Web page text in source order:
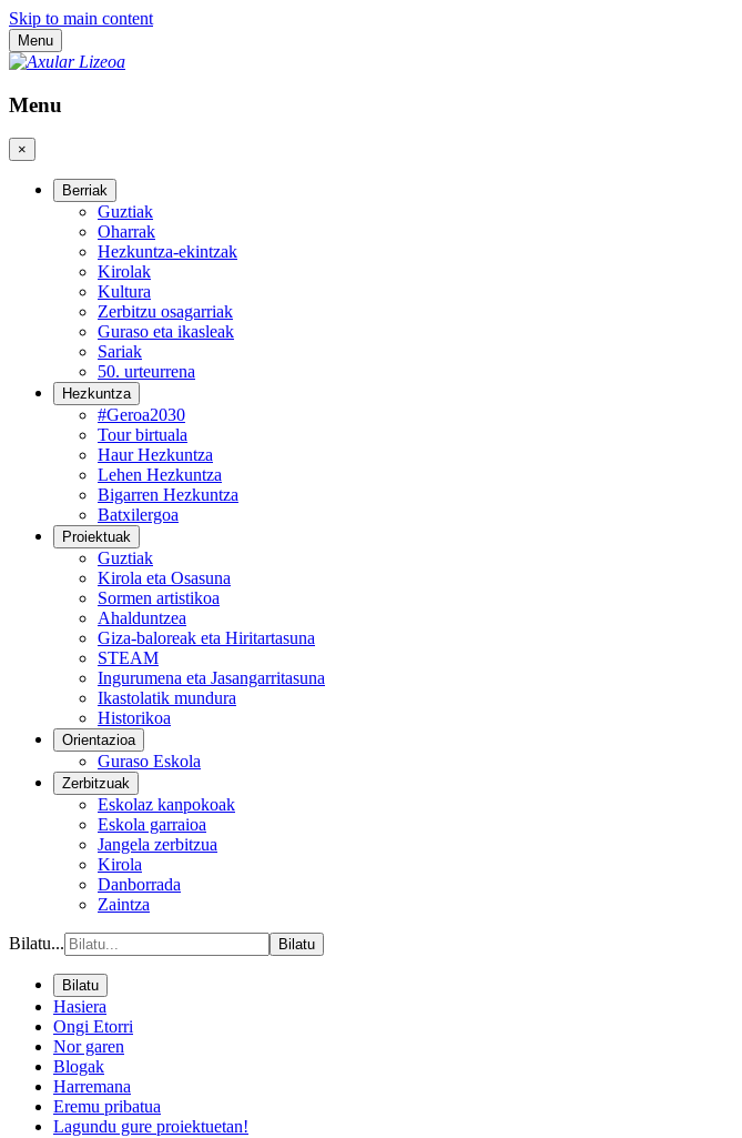
Skip to main content
Menu
Menu
×
Berriak
Guztiak
Oharrak
Hezkuntza-ekintzak
Kirolak
Kultura
Zerbitzu osagarriak
Guraso eta ikasleak
Sariak
50. urteurrena
Hezkuntza
#Geroa2030
Tour birtuala
Haur Hezkuntza
Lehen Hezkuntza
Bigarren Hezkuntza
Batxilergoa
Proiektuak
Guztiak
Kirola eta Osasuna
Sormen artistikoa
Ahalduntzea
Giza-baloreak eta Hiritartasuna
STEAM
Ingurumena eta Jasangarritasuna
Ikastolatik mundura
Historikoa
Orientazioa
Guraso Eskola
Zerbitzuak
Eskolaz kanpokoak
Eskola garraioa
Jangela zerbitzua
Kirola
Danborrada
Zaintza
Bilatu... Bilatu
Bilatu
Hasiera
Ongi Etorri
Nor garen
Blogak
Harremana
Eremu pribatua
Lagundu gure proiektuetan!